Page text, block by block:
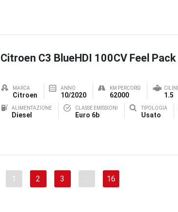
Citroen C3 BlueHDI 100CV Feel Pack
MARCA
Citroen
ANNO
10/2020
KM PERCORSI
62000 1.5
ALIMENTAZIONE
Diesel
CLASSE EMISSIONI
Euro 6b
TIPOLOGIA
Usato
1 2 3 16